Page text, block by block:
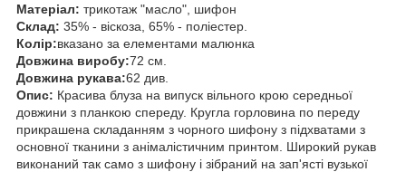
Матеріал: трикотаж "масло", шифон
Склад: 35% - віскоза, 65% - поліестер.
Колір:вказано за елементами малюнка
Довжина виробу:72 см.
Довжина рукава:62 див.
Опис: Красива блуза на випуск вільного крою середньої
довжини з планкою спереду. Кругла горловина по переду
прикрашена складанням з чорного шифону з підхватами з
основної тканини з анімалістичним принтом. Широкий рукав
виконаний так само з шифону і зібраний на зап'ясті вузької